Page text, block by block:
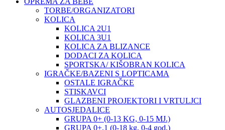
TORBE/ORGANIZATORI
KOLICA
KOLICA 2U1
KOLICA 3U1
KOLICA ZA BLIZANCE
DODACI ZA KOLICA
SPORTSKA/ KIŠOBRAN KOLICA
IGRAČKE/BAZENI S LOPTICAMA
OSTALE IGRAČKE
STISKAVCI
GLAZBENI PROJEKTORI I VRTULJCI
AUTOSJEDALICE
GRUPA 0+ (0-13 KG, 0-15 MJ.)
GRUPA 0+,1 (0-18 kg, 0-4 god.)